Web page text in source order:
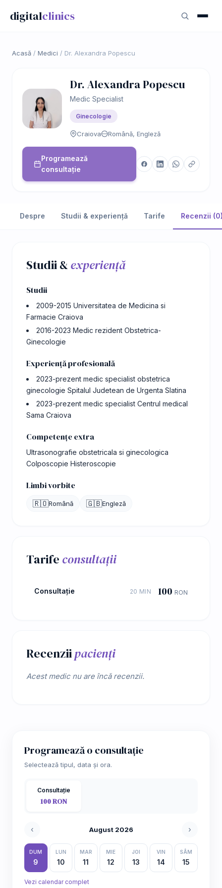
digitalclinics
Acasă / Medici / Dr. Alexandra Popescu
Dr. Alexandra Popescu
Medic Specialist
Ginecologie
Craiova Română, Engleză
Programează
consultație
Despre Studii & experiență Tarife Recenzii
Studii &experiență
Studii
2009-2015 Universitatea de Medicina si
Farmacie Craiova
2016-2023 Medic rezident Obstetrica-
Ginecologie
Experiență profesională
2023-prezent medic specialist obstetrica
ginecologie Spitalul Judetean de Urgenta Slatina
2023-prezent medic specialist Centrul medical
Sama Craiova
Competențe extra
Ultrasonografie obstetricala si ginecologica
Colposcopie Histeroscopie
Limbi vorbite
🇷🇴Română 🇬🇧Engleză
Tarife consultații
Consultație 20 MIN 100 RON
Recenziipacienți
Acest medic nu are încă recenzii.
Programează o consultație
Selectează tipul, data și ora.
Consultație
100 RON
‹ August 2026 ›
DUM
9
LUN
10
MAR
11
MIE
12
JOI
13
VIN
14
SÂM
15
Vezi calendar complet